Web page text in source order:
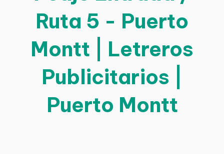
Ruta 5 - Puerto
Montt | Letreros
Publicitarios |
Puerto Montt